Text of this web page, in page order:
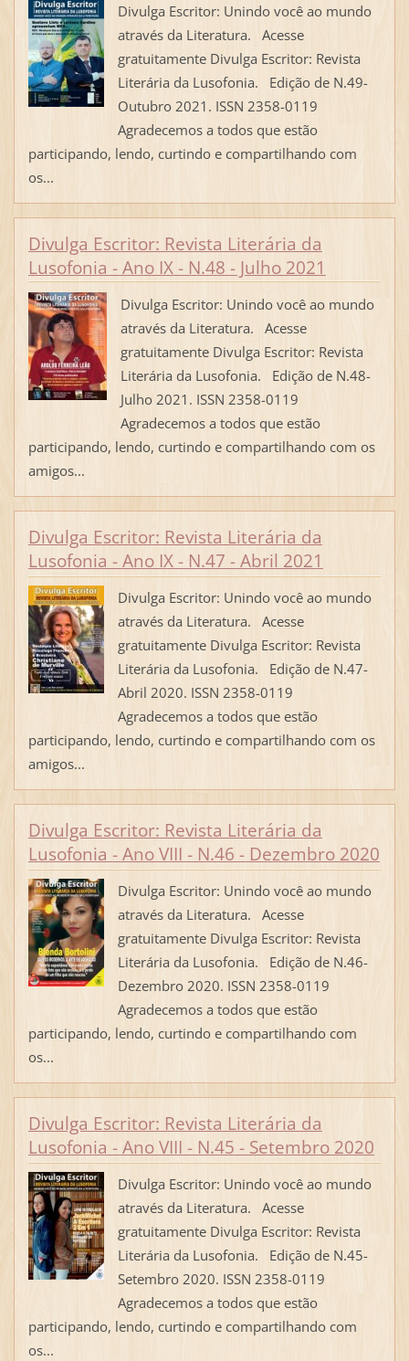
Divulga Escritor: Unindo você ao mundo
através da Literatura. Acesse
gratuitamente Divulga Escritor: Revista
Literária da Lusofonia. Edição de N.49-
Outubro 2021. ISSN 2358-0119
Agradecemos a todos que estão
participando, lendo, curtindo e compartilhando com
os...
Divulga Escritor: Revista Literária da
Lusofonia - Ano IX - N.48 - Julho 2021
Divulga Escritor: Unindo você ao mundo
através da Literatura. Acesse
gratuitamente Divulga Escritor: Revista
Literária da Lusofonia. Edição de N.48-
Julho 2021. ISSN 2358-0119
Agradecemos a todos que estão
participando, lendo, curtindo e compartilhando com os
amigos...
Divulga Escritor: Revista Literária da
Lusofonia - Ano IX - N.47 - Abril 2021
Divulga Escritor: Unindo você ao mundo
através da Literatura. Acesse
gratuitamente Divulga Escritor: Revista
Literária da Lusofonia. Edição de N.47-
Abril 2020. ISSN 2358-0119
Agradecemos a todos que estão
participando, lendo, curtindo e compartilhando com os
amigos...
Divulga Escritor: Revista Literária da
Lusofonia - Ano VIII - N.46 - Dezembro 2020
Divulga Escritor: Unindo você ao mundo
através da Literatura. Acesse
gratuitamente Divulga Escritor: Revista
Literária da Lusofonia. Edição de N.46-
Dezembro 2020. ISSN 2358-0119
Agradecemos a todos que estão
participando, lendo, curtindo e compartilhando com
os...
Divulga Escritor: Revista Literária da
Lusofonia - Ano VIII - N.45 - Setembro 2020
Divulga Escritor: Unindo você ao mundo
através da Literatura. Acesse
gratuitamente Divulga Escritor: Revista
Literária da Lusofonia. Edição de N.45-
Setembro 2020. ISSN 2358-0119
Agradecemos a todos que estão
participando, lendo, curtindo e compartilhando com
os...